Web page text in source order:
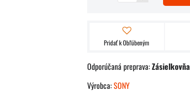
Pridať k Obľúbeným
Zásielkovňa
Výrobca:SONY